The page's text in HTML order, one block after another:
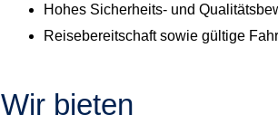
Hohes Sicherheits‑ und
Reisebereitschaft sowie gültige
Wir bieten